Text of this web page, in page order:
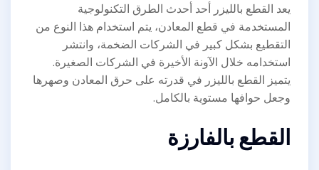
يعد القطع بالليزر أحد أحدث الطرق التكنولوجية
المستخدمة في قطع المعادن، يتم استخدام هذا النوع من
التقطيع بشكل كبير في الشركات الضخمة، وانتشر
استخدامه خلال الآونة الأخيرة في الشركات الصغيرة.
يتميز القطع بالليزر في قدرته على حرق المعادن وصهرها
وجعل حوافها مستوية بالكامل.
القطع بالفارزة